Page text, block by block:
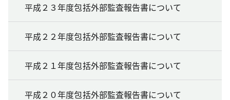
平成２３年度包括外部監査報告書について
平成２２年度包括外部監査報告書について
平成２１年度包括外部監査報告書について
平成２０年度包括外部監査報告書について